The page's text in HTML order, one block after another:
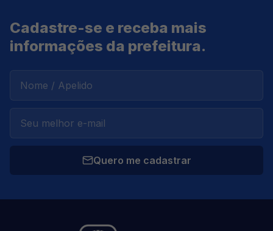
Cadastre-se e receba mais
informações da prefeitura.
Quero me cadastrar